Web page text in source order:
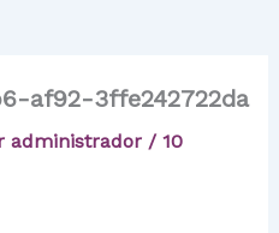
af92-3ffe242722da
administrador / 10